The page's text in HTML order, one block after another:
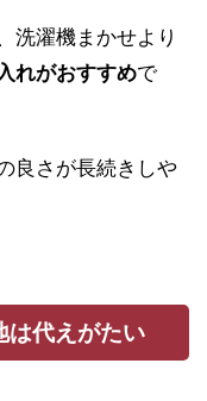
洗濯機まかせより
れがおすすめで
良さが長続きしや
は代えがたい